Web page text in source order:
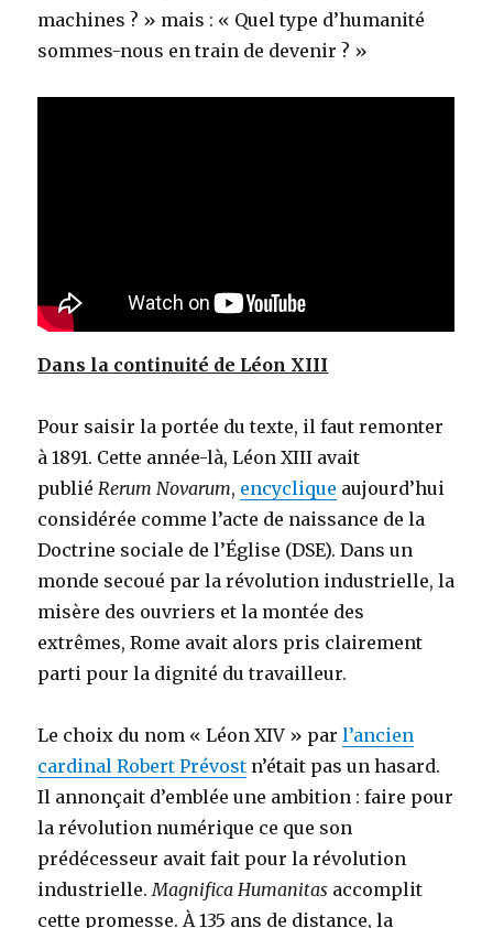
machines ? » mais : « Quel type d’humanité
sommes-nous en train de devenir ? »
Dans la continuité de Léon XIII
Pour saisir la portée du texte, il faut remonter
à 1891. Cette année-là, Léon XIII avait
publiéRerum Novarum, encyclique aujourd’hui
considérée comme l’acte de naissance de la
Doctrine sociale de l’Église (DSE). Dans un
monde secoué par la révolution industrielle, la
misère des ouvriers et la montée des
extrêmes, Rome avait alors pris clairement
parti pour la dignité du travailleur.
Le choix du nom « Léon XIV » parl’ancien
cardinal Robert Prévost n’était pas un hasard.
Il annonçait d’emblée une ambition : faire pour
la révolution numérique ce que son
prédécesseur avait fait pour la révolution
industrielle.Magnifica Humanitas accomplit
cette promesse. À 135 ans de distance, la